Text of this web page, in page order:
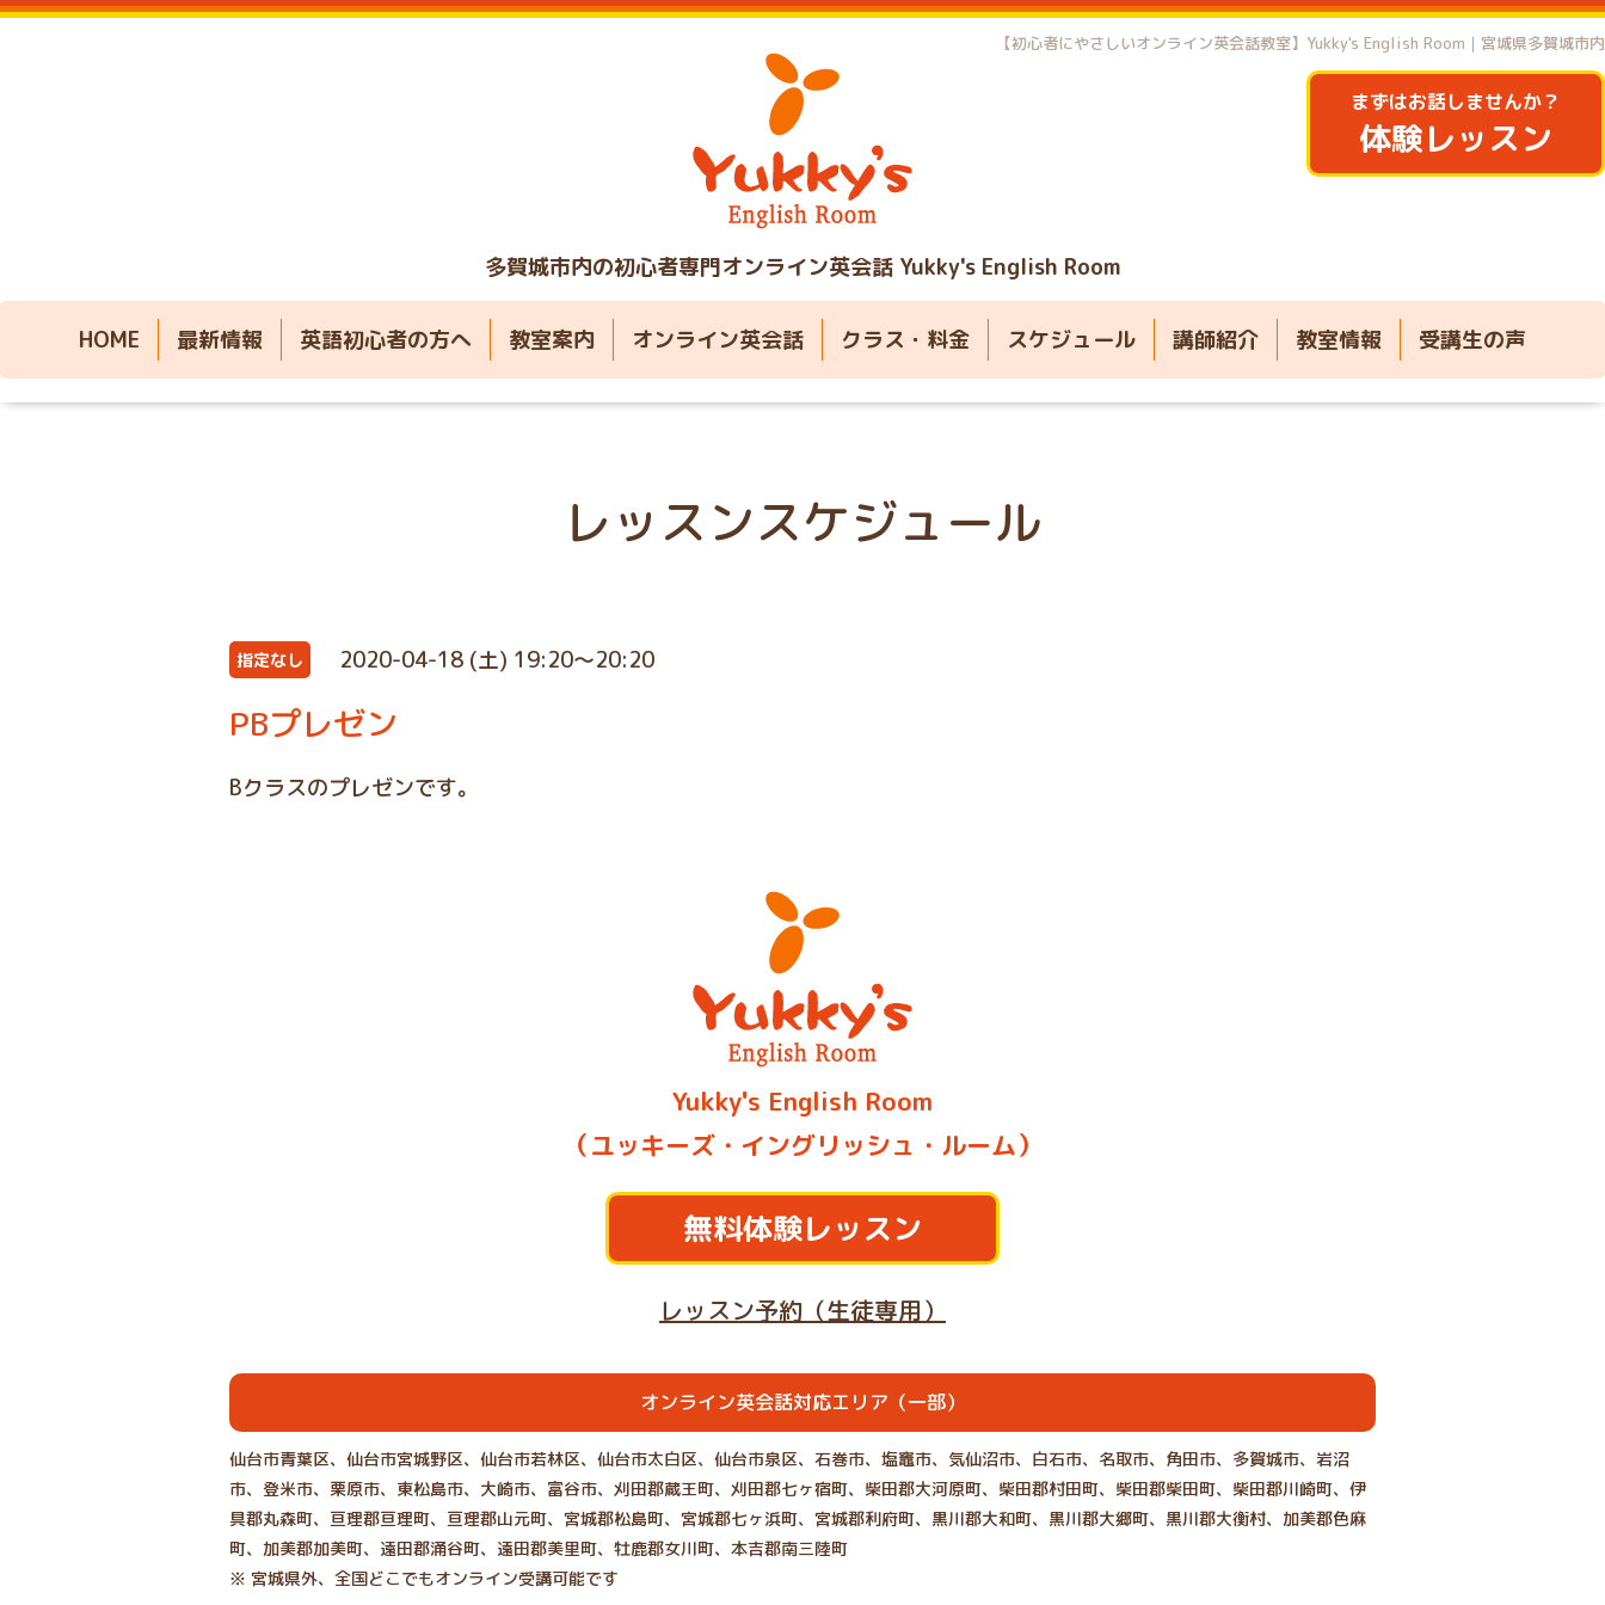
多賀城市内の初心者専門オンライン英会話 Yukky's English Room
【初心者にやさしいオンライン英会話教室】Yukky's English Room｜宮城県多賀城市内
まずはお話しませんか？
体験レッスン
HOME 最新情報 英語初心者の方へ 教室案内 オンライン英会話 クラス・料金 スケジュール 講師紹介 教室情報 受講生の声
レッスンスケジュール
指定なし 2020-04-18 (土) 19:20～20:20
PBプレゼン
Bクラスのプレゼンです。
Yukky's English Room
（ユッキーズ・イングリッシュ・ルーム）
無料体験レッスン
レッスン予約（生徒専用）
オンライン英会話対応エリア（一部）
仙台市青葉区、仙台市宮城野区、仙台市若林区、仙台市太白区、仙台市泉区、石巻市、塩竈市、気仙沼市、白石市、名取市、角田市、多賀城市、岩沼
市、登米市、栗原市、東松島市、大崎市、富谷市、刈田郡蔵王町、刈田郡七ヶ宿町、柴田郡大河原町、柴田郡村田町、柴田郡柴田町、柴田郡川崎町、伊
具郡丸森町、亘理郡亘理町、亘理郡山元町、宮城郡松島町、宮城郡七ヶ浜町、宮城郡利府町、黒川郡大和町、黒川郡大郷町、黒川郡大衡村、加美郡色麻
町、加美郡加美町、遠田郡涌谷町、遠田郡美里町、牡鹿郡女川町、本吉郡南三陸町
※ 宮城県外、全国どこでもオンライン受講可能です